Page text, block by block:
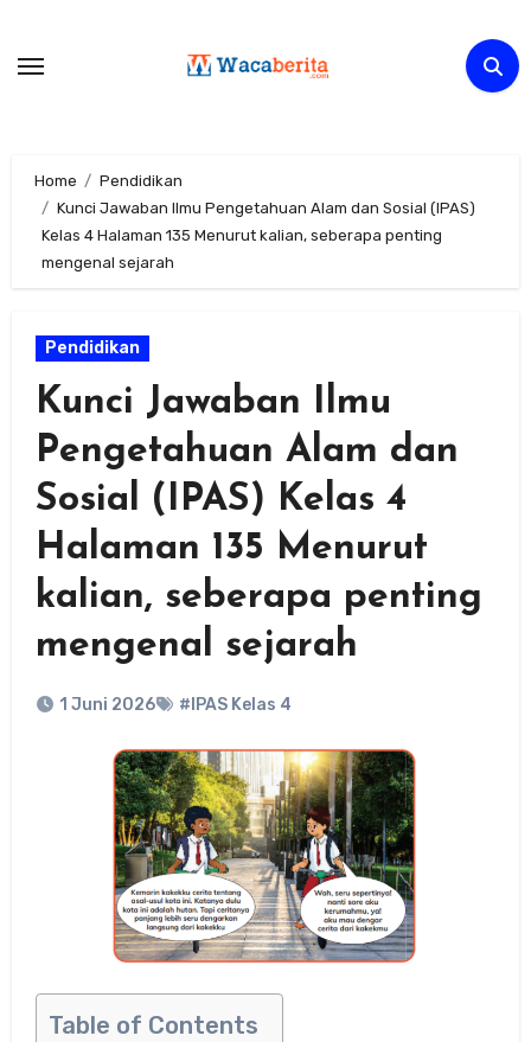
content
Home
Pendidikan
Kunci Jawaban Ilmu Pengetahuan Alam dan Sosial (IPAS)
Kelas 4 Halaman 135 Menurut kalian, seberapa penting
mengenal sejarah
Pendidikan
Kunci Jawaban Ilmu
Pengetahuan Alam dan
Sosial (IPAS) Kelas 4
Halaman 135 Menurut
kalian, seberapa penting
mengenal sejarah
1 Juni 2026 #IPAS Kelas 4
Table of Contents